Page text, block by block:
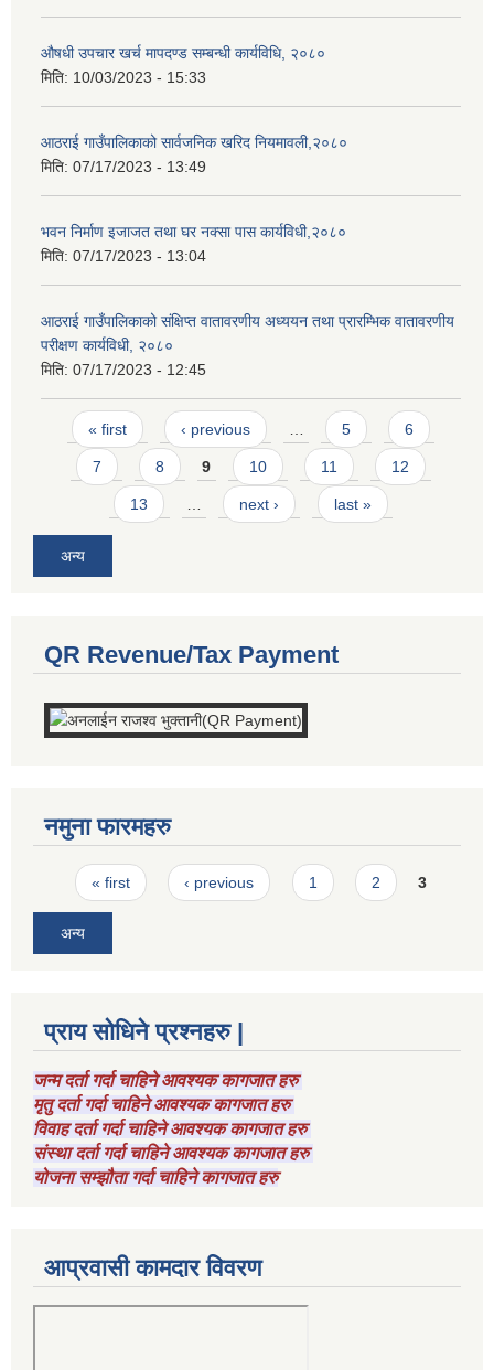
औषधी उपचार खर्च मापदण्ड सम्बन्धी कार्यविधि, २०८०
मिति: 10/03/2023 - 15:33
आठराई गाउँपालिकाको सार्वजनिक खरिद नियमावली,२०८०
मिति: 07/17/2023 - 13:49
भवन निर्माण इजाजत तथा घर नक्सा पास कार्यविधी,२०८०
मिति: 07/17/2023 - 13:04
आठराई गाउँपालिकाको संक्षिप्त वातावरणीय अध्ययन तथा प्रारम्भिक वातावरणीय
परीक्षण कार्यविधी, २०८०
मिति: 07/17/2023 - 12:45
Pages
« first ‹ previous … 5 6
7 8 9 10 11 12
13 … next › last »
अन्य
QR Revenue/Tax Payment
नमुना फारमहरु
Pages
« first ‹ previous 1 2 3
अन्य
प्राय सोधिने प्रश्नहरु |
जन्म दर्ता गर्दा चाहिने आवश्यक कागजात हरु
मृतु दर्ता गर्दा चाहिने आवश्यक कागजात हरु
विवाह दर्ता गर्दा चाहिने आवश्यक कागजात हरु
संस्था दर्ता गर्दा चाहिने आवश्यक कागजात हरु
योजना सम्झौता गर्दा चाहिने कागजात हरु
आप्रवासी कामदार विवरण